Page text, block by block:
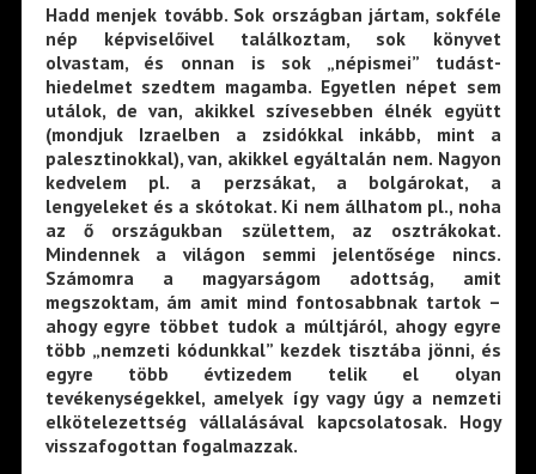
Hadd menjek tovább. Sok országban jártam, sokféle
nép képviselőivel találkoztam, sok könyvet
olvastam, és onnan is sok „népismei” tudást-
hiedelmet szedtem magamba. Egyetlen népet sem
utálok, de van, akikkel szívesebben élnék együtt
(mondjuk Izraelben a zsidókkal inkább, mint a
palesztinokkal), van, akikkel egyáltalán nem. Nagyon
kedvelem pl. a perzsákat, a bolgárokat, a
lengyeleket és a skótokat. Ki nem állhatom pl., noha
az ő országukban születtem, az osztrákokat.
Mindennek a világon semmi jelentősége nincs.
Számomra a magyarságom adottság, amit
megszoktam, ám amit mind fontosabbnak tartok –
ahogy egyre többet tudok a múltjáról, ahogy egyre
több „nemzeti kódunkkal” kezdek tisztába jönni, és
egyre több évtizedem telik el olyan
tevékenységekkel, amelyek így vagy úgy a nemzeti
elkötelezettség vállalásával kapcsolatosak. Hogy
visszafogottan fogalmazzak.